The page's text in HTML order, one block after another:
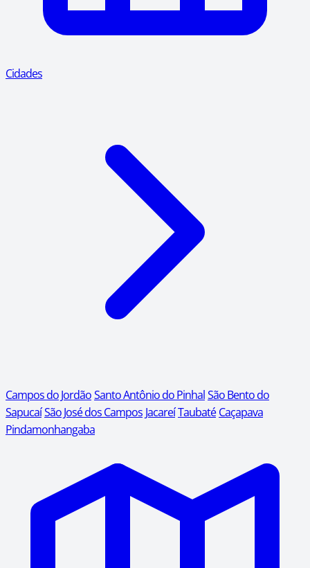
Cidades
Campos do JordãoSanto Antônio do PinhalSão Bento do
SapucaíSão José dos Campos JacareíTaubaté Caçapava
Pindamonhangaba